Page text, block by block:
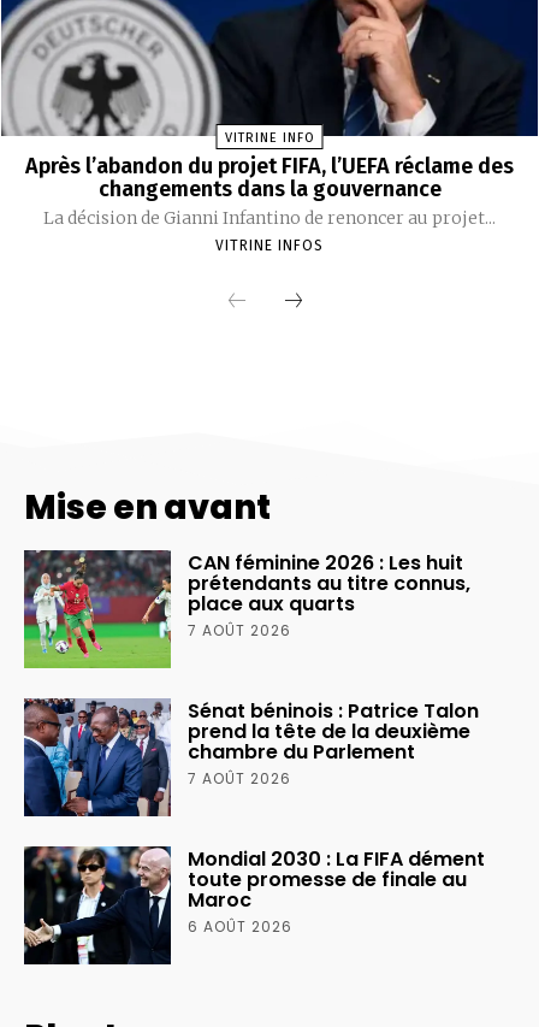
Mise en avant
CAN féminine 2026 : Les huit
prétendants au titre connus,
place aux quarts
7 AOÛT 2026
Sénat béninois : Patrice Talon
prend la tête de la deuxième
chambre du Parlement
7 AOÛT 2026
Mondial 2030 : La FIFA dément
toute promesse de finale au
Maroc
6 AOÛT 2026